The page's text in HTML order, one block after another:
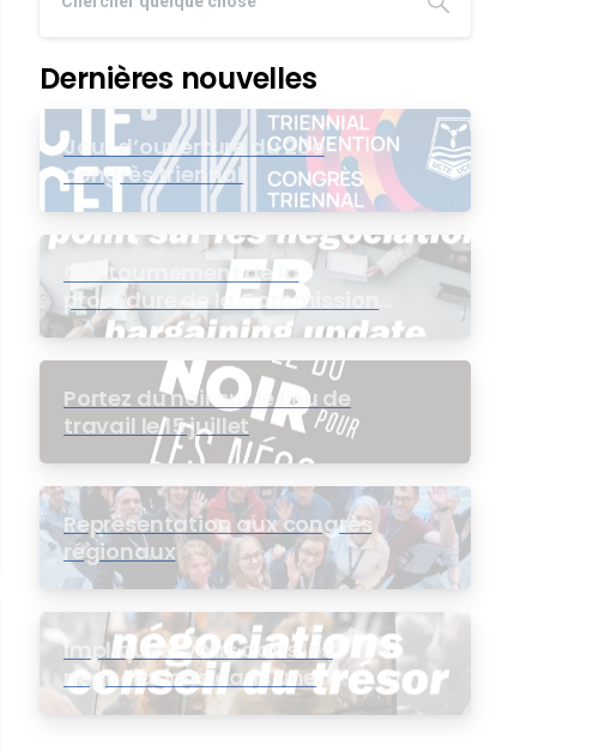
Dernières nouvelles
Jour d’ouverture du 20e
congrès triennal
Contournement de la
procédure de la Commission
de l’intérêt public (CIP) pour le
groupe EB
Portez du noir sur le lieu de
travail le 15 juillet
Représentation aux congrès
régionaux
Impliquez-vous dans les
négociations dans une
assemblée virtuelle